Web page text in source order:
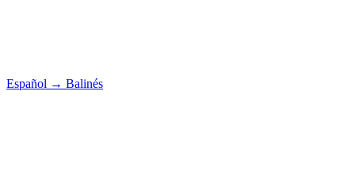
Español → Balinés